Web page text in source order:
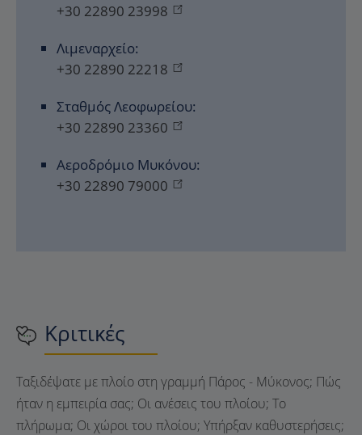
+30 22890 23998
Λιμεναρχείο:
+30 22890 22218
Σταθμός Λεοφωρείου:
+30 22890 23360
Αεροδρόμιο Μυκόνου:
+30 22890 79000
Κριτικές
Ταξιδέψατε με πλοίο στη γραμμή Πάρος - Μύκονος; Πώς
ήταν η εμπειρία σας; Οι ανέσεις του πλοίου; Το
πλήρωμα; Οι χώροι του πλοίου; Υπήρξαν καθυστερήσεις;